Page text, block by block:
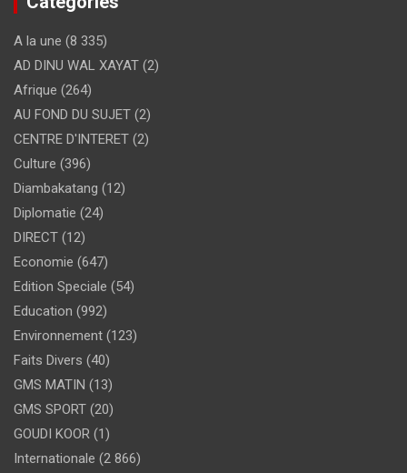
A la une (8 335)
AD DINU WAL XAYAT (2)
Afrique (264)
AU FOND DU SUJET (2)
CENTRE D'INTERET (2)
Culture (396)
Diambakatang (12)
Diplomatie (24)
DIRECT (12)
Economie (647)
Edition Speciale (54)
Education (992)
Environnement (123)
Faits Divers (40)
GMS MATIN (13)
GMS SPORT (20)
GOUDI KOOR (1)
Internationale (2 866)